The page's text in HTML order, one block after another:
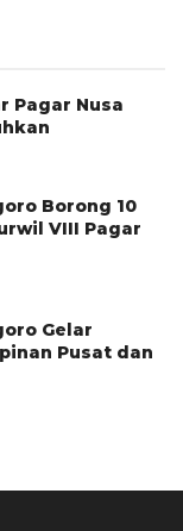
Pagar Nusa
Borong 10
VIII Pagar
Gelar
Pusat dan